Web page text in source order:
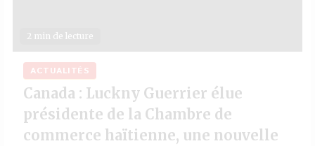
2 min de lecture
ACTUALITÉS
Canada : Luckny Guerrier élue
présidente de la Chambre de
commerce haïtienne, une nouvelle